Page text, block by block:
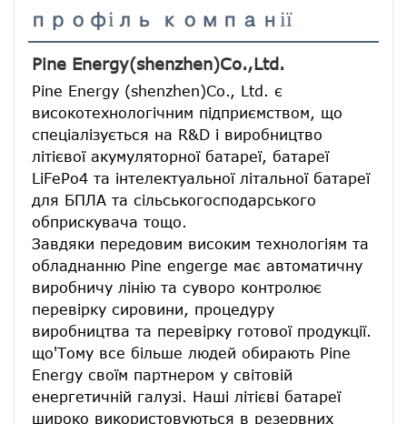
профіль компанії
Pine Energy(shenzhen)Co.,Ltd.
Pine Energy (shenzhen)Co., Ltd. є
високотехнологічним підприємством, що
спеціалізується на R&D і виробництво
літієвої акумуляторної батареї, батареї
LiFePo4 та інтелектуальної літальної батареї
для БПЛА та сільськогосподарського
обприскувача тощо.
Завдяки передовим високим технологіям та
обладнанню Pine engerge має автоматичну
виробничу лінію та суворо контролює
перевірку сировини, процедуру
виробництва та перевірку готової продукції.
що'Тому все більше людей обирають Pine
Energy своїм партнером у світовій
енергетичній галузі. Наші літієві батареї
широко використовуються в резервних